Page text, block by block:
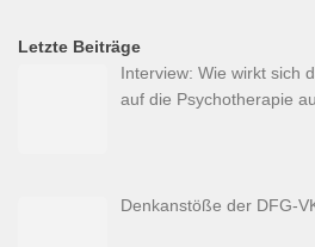
Letzte Beiträge
Interview: Wie wirkt sich
auf die Psychotherapie
Denkanstöße der DFG-